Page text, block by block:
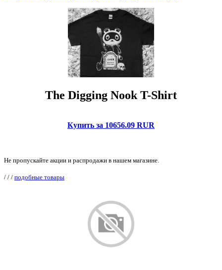
The Digging Nook T-Shirt
Купить за 10656.09 RUR
Не пропускайте акции и распродажи в нашем магазине.
/ / / подобные товары